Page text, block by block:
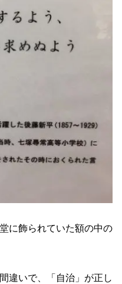
に飾られていた額の中の
違いで、「自治」が正し